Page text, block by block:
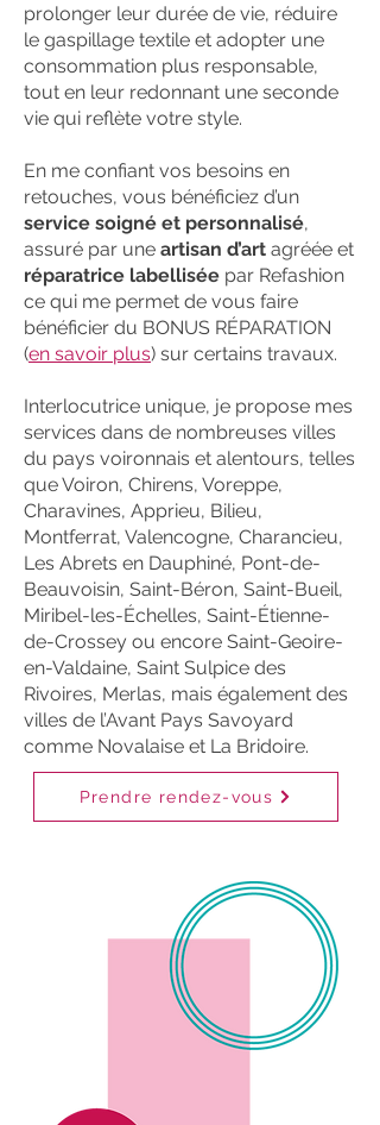
prolonger leur durée de vie, réduire
le gaspillage textile et adopter une
consommation plus responsable,
tout en leur redonnant une seconde
vie qui reflète votre style.
En me confiant vos besoins en
retouches, vous bénéficiez d’un
service soigné et personnalisé,
assuré par une artisan d’art agréée et
réparatrice labellisée par Refashion
ce qui me permet de vous faire
bénéficier du BONUS RÉPARATION
(en savoir plus) sur certains travaux.
Interlocutrice unique, je propose mes
services dans de nombreuses villes
du pays voironnais et alentours, telles
que Voiron, Chirens, Voreppe,
Charavines, Apprieu, Bilieu,
Montferrat, Valencogne, Charancieu,
Les Abrets en Dauphiné, Pont-de-
Beauvoisin, Saint-Béron, Saint-Bueil,
Miribel-les-Échelles, Saint-Étienne-
de-Crossey ou encore Saint-Geoire-
en-Valdaine, Saint Sulpice des
Rivoires, Merlas, mais également des
villes de l’Avant Pays Savoyard
comme Novalaise et La Bridoire.
Prendre rendez-vous